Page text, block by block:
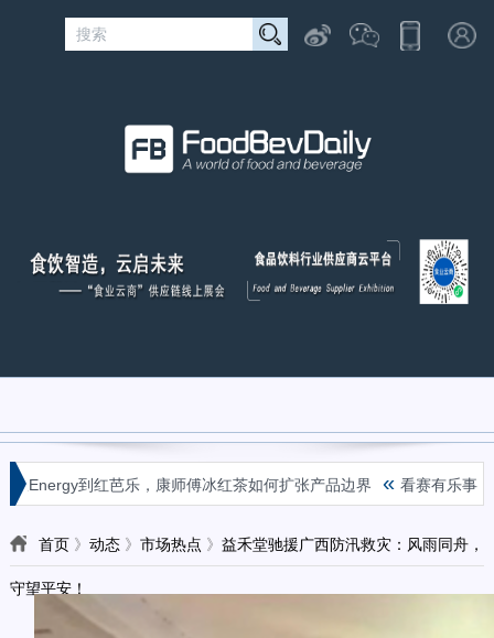
到红芭乐，康师傅冰红茶如何扩张产品边界 « 看赛有乐事！群
首页》 动态》 市场热点 》 ​益禾堂驰援广西防汛救灾：风雨同舟，
守望平安！